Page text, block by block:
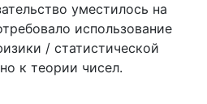
уместилось на
использование
/ статистической
к теории чисел.